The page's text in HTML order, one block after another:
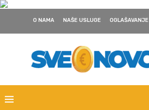
O NAMA NAŠE USLUGE OGLAŠAVANJE